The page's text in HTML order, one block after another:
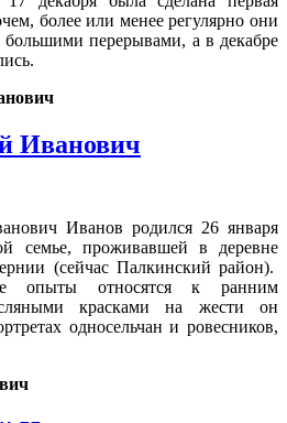
более или менее регулярно они
большими перерывами, а в де­кабре
Иванович
Иванов родился 26 января
семье, проживавшей в деревне
(сейчас Палкинский район).
опыты относятся к ранним
красками на жести он
односельчан и ровесников,